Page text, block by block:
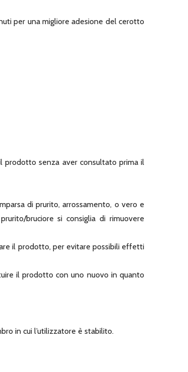
per una migliore adesione del cerotto
prodotto senza aver consultato prima il
di prurito, arrossamento, o vero e
bruciore si consiglia di rimuovere
il prodotto, per evitare possibili effetti
il prodotto con uno nuovo in quanto
in cui l’utilizzatore è stabilito.